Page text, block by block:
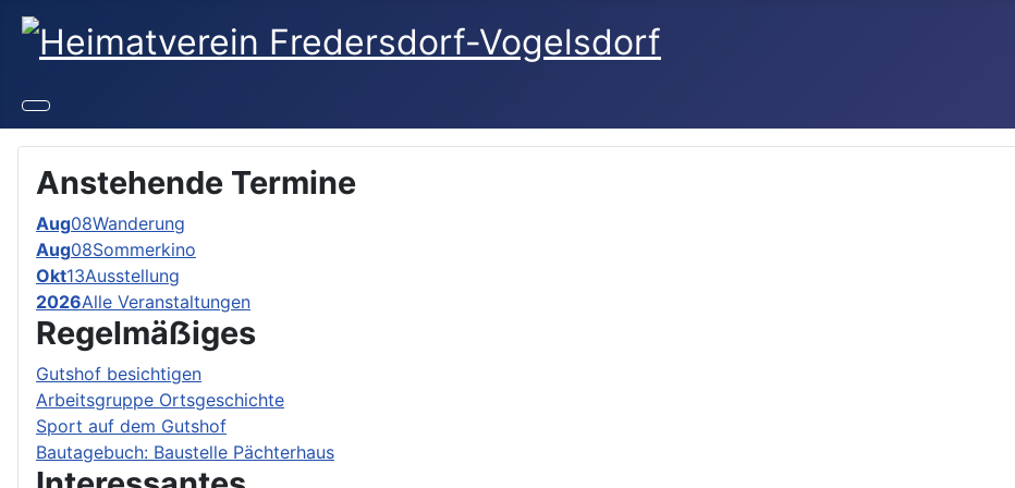
Anstehende Termine
Aug08Wanderung
Aug08Sommerkino
Okt13Ausstellung
2026Alle Veranstaltungen
Regelmäẞiges
Gutshof besichtigen
Arbeitsgruppe Ortsgeschichte
Sport auf dem Gutshof
Bautagebuch: Baustelle Pächterhaus